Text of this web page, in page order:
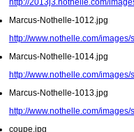
http://2013j3.nothelle.com/
Marcus-Nothelle-1012.jpg
http://www.nothelle.com/
Marcus-Nothelle-1014.jpg
http://www.nothelle.com/
Marcus-Nothelle-1013.jpg
http://www.nothelle.com/
coupe.jpg